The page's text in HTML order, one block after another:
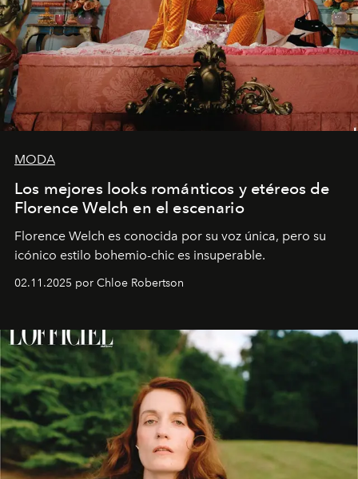
MODA
Los mejores looks románticos y etéreos de
Florence Welch en el escenario
Florence Welch es conocida por su voz única, pero su
icónico estilo bohemio-chic es insuperable.
02.11.2025 por Chloe Robertson